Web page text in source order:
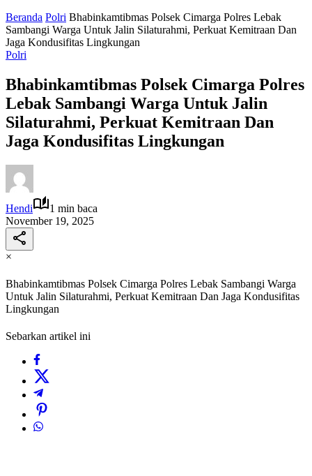
Beranda Polri Bhabinkamtibmas Polsek Cimarga Polres Lebak
Sambangi Warga Untuk Jalin Silaturahmi, Perkuat Kemitraan Dan
Jaga Kondusifitas Lingkungan
Polri
Bhabinkamtibmas Polsek Cimarga Polres
Lebak Sambangi Warga Untuk Jalin
Silaturahmi, Perkuat Kemitraan Dan
Jaga Kondusifitas Lingkungan
Hendi
1 min baca
November 19, 2025
×
Bhabinkamtibmas Polsek Cimarga Polres Lebak Sambangi Warga
Untuk Jalin Silaturahmi, Perkuat Kemitraan Dan Jaga Kondusifitas
Lingkungan
Sebarkan artikel ini